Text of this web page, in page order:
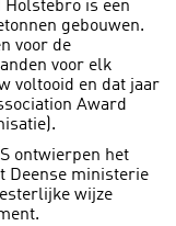
Holstebro is een
gebouwen.
voor de
voor elk
voltooid en dat jaar
Award
ontwierpen het
Deense ministerie
wijze